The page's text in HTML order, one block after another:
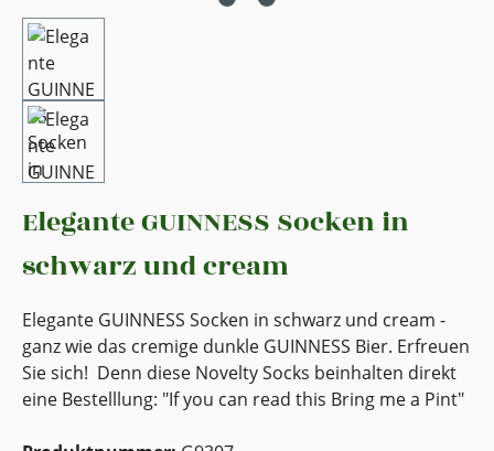
Elegante GUINNESS Socken in
schwarz und cream
Elegante GUINNESS Socken in schwarz und cream -
ganz wie das cremige dunkle GUINNESS Bier. Erfreuen
Sie sich! Denn diese Novelty Socks beinhalten direkt
eine Bestelllung: "If you can read this Bring me a Pint"